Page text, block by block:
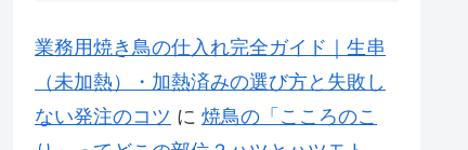
業務用焼き鳥の仕入れ完全ガイド｜生串
（未加熱）・加熱済みの選び方と失敗し
ない発注のコツ に 焼鳥の「こころのこ